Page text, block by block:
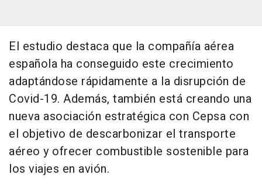
El estudio destaca que la compañía aérea
española ha conseguido este crecimiento
adaptándose rápidamente a la disrupción de
Covid-19. Además, también está creando una
nueva asociación estratégica con Cepsa con
el objetivo de descarbonizar el transporte
aéreo y ofrecer combustible sostenible para
los viajes en avión.